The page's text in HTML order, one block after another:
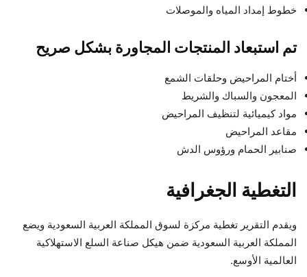
خطوط إمداد المياه والموصلات
تم استبعاد المنتجات المجاورة بشكل صريح
أختام المراحيض وحلقات الشمع
المعجون والسباك والشريط
مواد كيميائية لتنظيف المراحيض
مقاعد المراحيض
صنابير الحمام ورؤوس الدش
التغطية الجغرافية
ويقدم التقرير تغطية مركزة لسوق المملكة العربية السعودية ويضع
المملكة العربية السعودية ضمن هيكل صناعة السلع الاستهلاكية
العالمية الأوسع.